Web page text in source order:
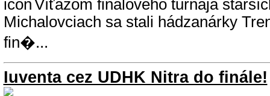
Víťazom finálového turnaja
Michalovciach sa stali hádzanárky
fin�...
Iuventa cez UDHK Nitra do finále!